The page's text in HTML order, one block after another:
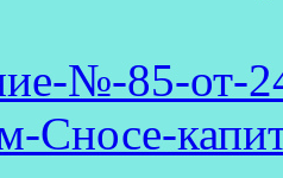
№-85-от-
Сносе-